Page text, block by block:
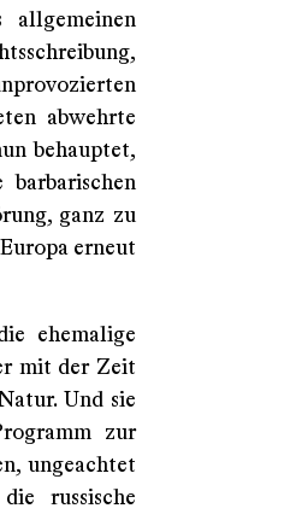
abwehrte
behauptet,
ganz zu
erneut
ehemalige
mit der Zeit
Und sie
zur
ungeachtet
russische